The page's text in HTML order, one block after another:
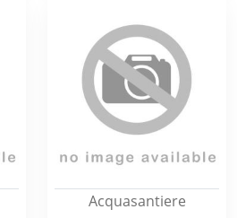
Acquasantiere